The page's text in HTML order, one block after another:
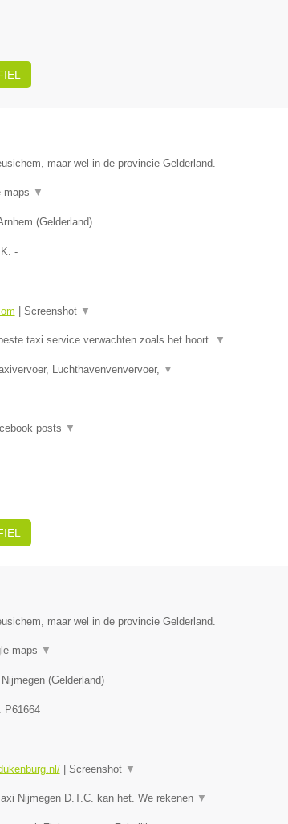
maar wel in de provincie Gelderland.
maps ▼
(Gelderland)
-
Screenshot ▼
taxi service verwachten zoals het hoort. ▼
Luchthavenvenvervoer, ▼
posts ▼
maar wel in de provincie Gelderland.
maps ▼
Nijmegen(Gelderland)
P61664
| Screenshot ▼
Nijmegen D.T.C. kan het. We rekenen ▼